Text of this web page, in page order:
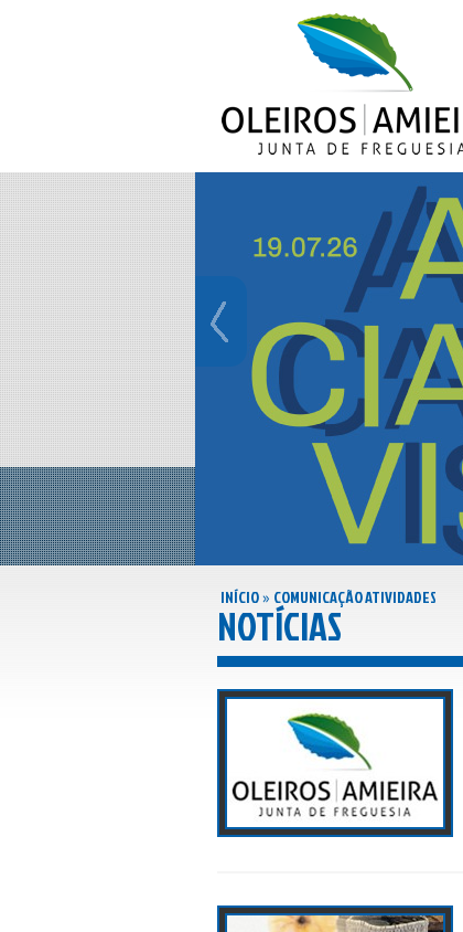
INÍCIO» COMUNICAÇÃO ATIVIDADES
NOTÍCIAS